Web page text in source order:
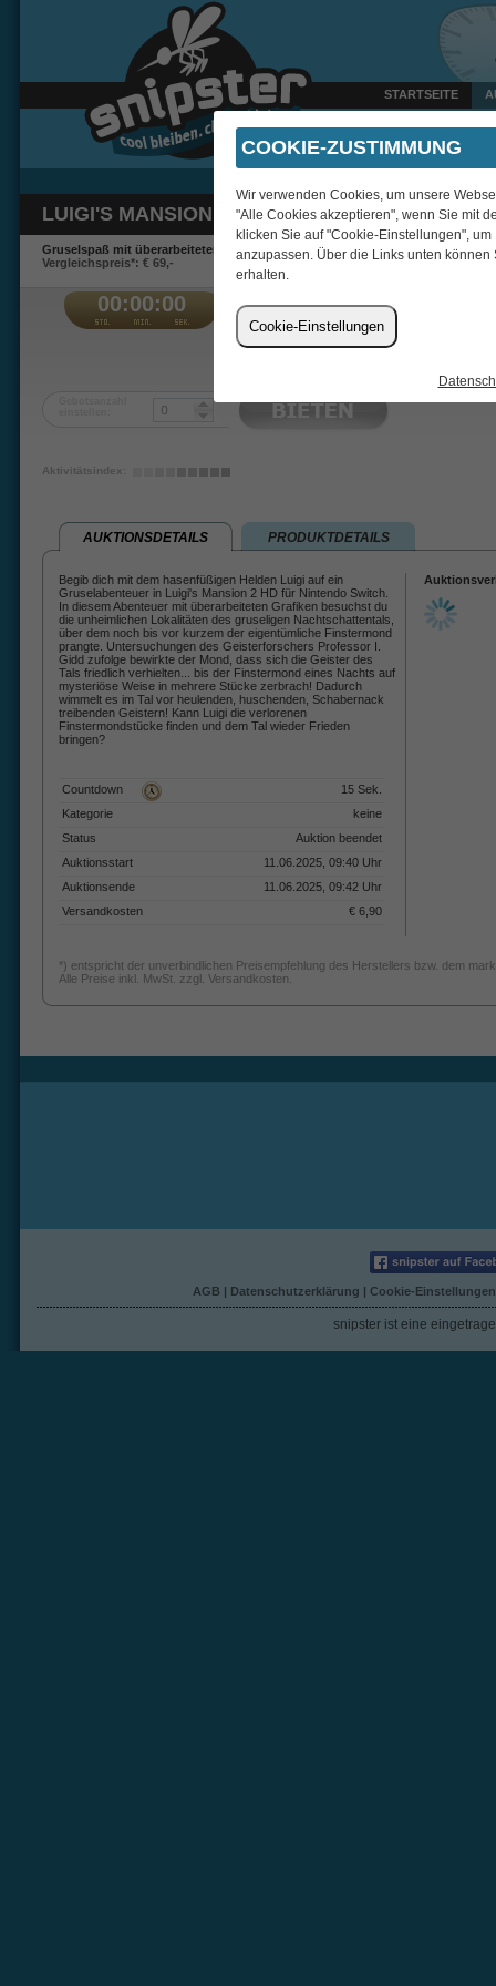
STARTSEITE
Heute um 21:26 Uhr
LUIGI'S MANSION 2 HD (SWITCH)
Gruselspaß mit überarbeiteter Grafik.
Vergleichspreis*: € 69,-
00:00:00 €
cosmos_voice
Aktivitätsindex:
AUKTIONSDETAILS PRODUKTDETAILS
Begib dich mit dem hasenfüßigen Helden Luigi auf ein
Gruselabenteuer in Luigi's Mansion 2 HD für Nintendo Switch.
In diesem Abenteuer mit überarbeiteten Grafiken besuchst du
die unheimlichen Lokalitäten des gruseligen Nachtschattentals,
über dem noch bis vor kurzem der eigentümliche Finstermond
prangte. Untersuchungen des Geisterforschers Professor I.
Gidd zufolge bewirkte der Mond, dass sich die Geister des
Tals friedlich verhielten... bis der Finstermond eines Nachts auf
mysteriöse Weise in mehrere Stücke zerbrach! Dadurch
wimmelt es im Tal vor heulenden, huschenden, Schabernack
treibenden Geistern! Kann Luigi die verlorenen
Finstermondstücke finden und dem Tal wieder Frieden
bringen?
Countdown
15 Sek.
Kategorie
keine
Status
Auktion beendet
Auktionsstart
11.06.2025, 09:40 Uhr
Auktionsende
11.06.2025, 09:42 Uhr
Versandkosten
€ 6,90
*) entspricht der unverbindlichen Preisempfehlung des Herstellers bzw. dem
Alle Preise inkl. MwSt. zzgl. Versandkosten.
COOKIE-ZUSTIMMUNG
Wir verwenden Cookies, um unsere
"Alle Cookies akzeptieren", wenn Sie mit
klicken Sie auf "Cookie-Einstellungen",
anzupassen. Über die Links unten
erhalten.
Cookie-Einstellungen
AGB | Datenschutzerklärung | Cookie-Einstellungen
snipster ist eine